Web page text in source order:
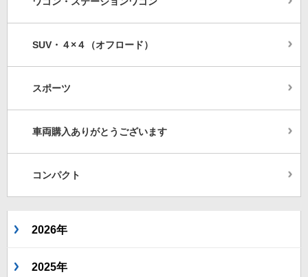
SUV・４×４（オフロード）
スポーツ
車両購入ありがとうございます
コンパクト
2026年
2025年